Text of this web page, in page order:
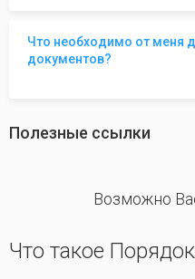
Что необходимо от меня
документов?
Полезные ссылки
Возможно
Что такое